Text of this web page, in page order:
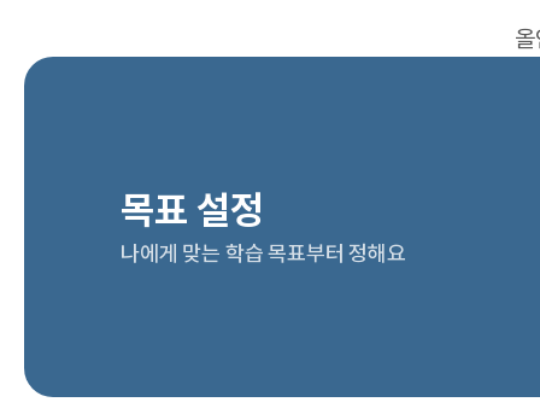
목표 설정
나에게 맞는 학습 목표부터 정해요